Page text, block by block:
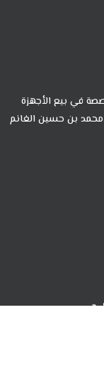
في بيع الأجهزة
محمد بن حسين الغانم